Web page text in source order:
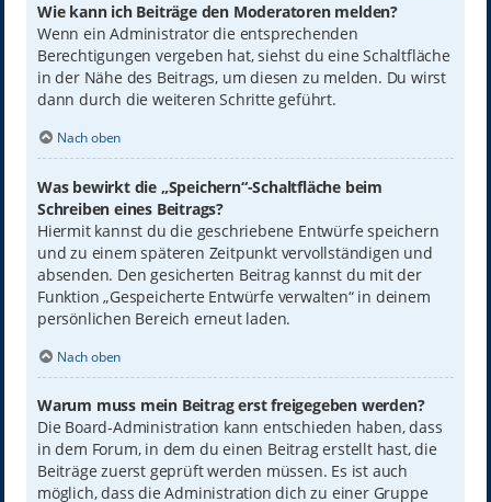
Wie kann ich Beiträge den Moderatoren melden?
Wenn ein Administrator die entsprechenden
Berechtigungen vergeben hat, siehst du eine Schaltfläche
in der Nähe des Beitrags, um diesen zu melden. Du wirst
dann durch die weiteren Schritte geführt.
Nach oben
Was bewirkt die „Speichern“-Schaltfläche beim
Schreiben eines Beitrags?
Hiermit kannst du die geschriebene Entwürfe speichern
und zu einem späteren Zeitpunkt vervollständigen und
absenden. Den gesicherten Beitrag kannst du mit der
Funktion „Gespeicherte Entwürfe verwalten“ in deinem
persönlichen Bereich erneut laden.
Nach oben
Warum muss mein Beitrag erst freigegeben werden?
Die Board-Administration kann entschieden haben, dass
in dem Forum, in dem du einen Beitrag erstellt hast, die
Beiträge zuerst geprüft werden müssen. Es ist auch
möglich, dass die Administration dich zu einer Gruppe